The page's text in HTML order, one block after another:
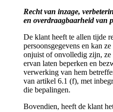
Recht van inzage,
en overdraagbaarheid van
De klant heeft te allen tijde
persoonsgegevens en kan
onjuist of onvolledig zijn,
ervan laten beperken en
verwerking van hem
van artikel 6.1 (f), met
die bepalingen.
Bovendien, heeft de klant